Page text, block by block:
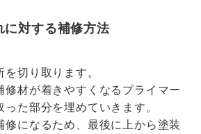
に対する補修方法
切り取ります。
修材が着きやすくなるプライマー
た部分を埋めていきます。
修になるため、最後に上から塗装